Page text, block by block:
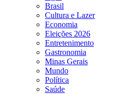
Brasil
Cultura e Lazer
Economia
Eleições 2026
Entretenimento
Gastronomia
Minas Gerais
Mundo
Política
Saúde